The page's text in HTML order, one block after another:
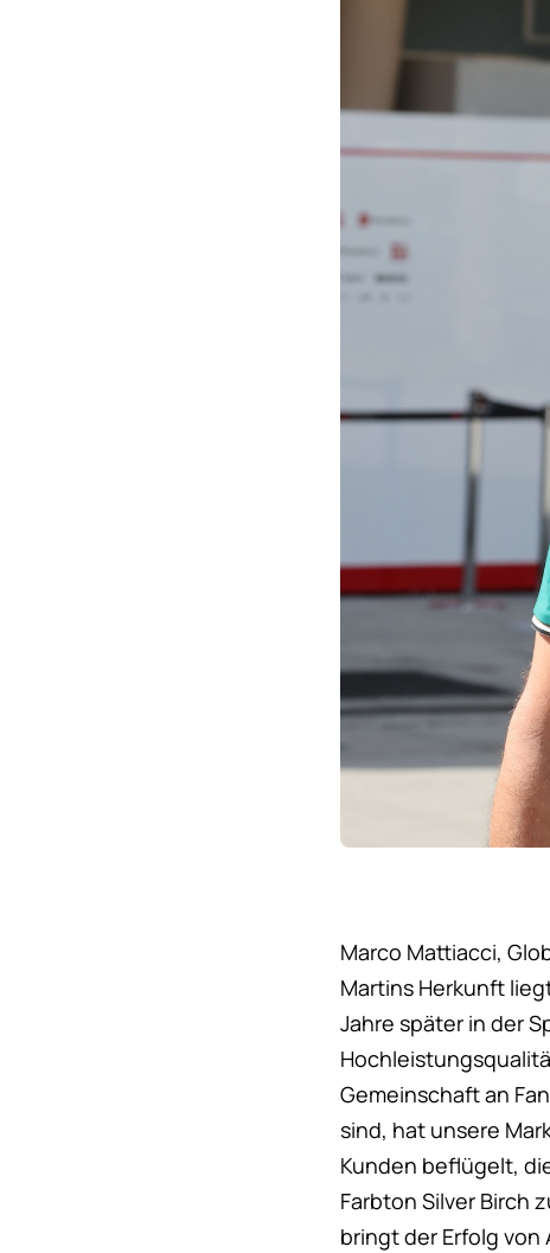
Marco Mattiacci,
Martins Herkunft
Jahre später in der
Gemeinschaft an
sind, hat unsere
Kunden beflügelt,
Farbton Silver Birch
bringt der Erfolg von